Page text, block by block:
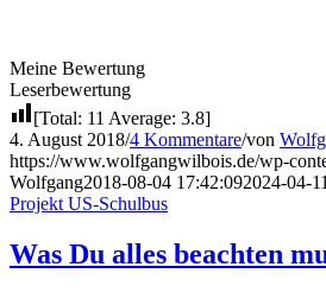
Meine Bewertung
Leserbewertung
[Total: 11 Average: 3.8]
4. August 2018/4 Kommentare/von
https://www.wolfgangwilbois.de/wp-
Wolfgang2018-08-04 17:42:092024-04-
Projekt US-Schulbus
Was Du alles beachten